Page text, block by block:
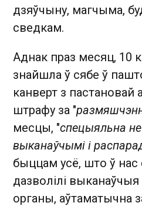
дзяўчыну, магчыма,
сведкам.
Аднак праз месяц, 10
знайшла ў сябе ў
канверт з пастановай
штрафу за "
месцы, "спецыяльна
выканаўчымі і
быццам усё, што ў
дазволілі
органы, аўтаматычна